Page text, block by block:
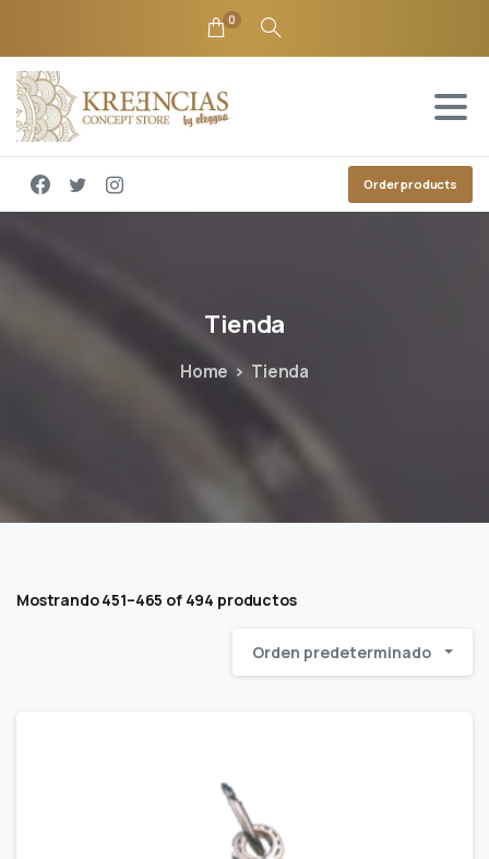
0
Order products
Tienda
Home Tienda
Mostrando 451–465 of 494 productos
Orden predeterminado